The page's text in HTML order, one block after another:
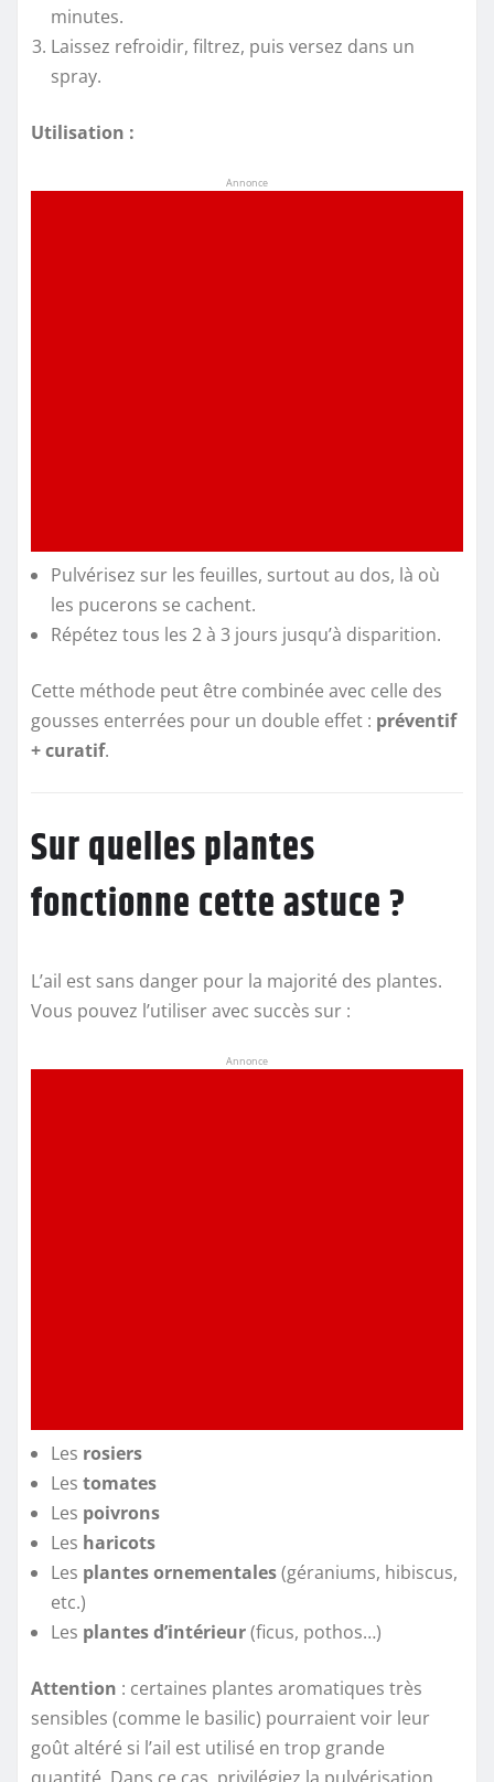
minutes.
Laissez refroidir, filtrez, puis versez dans un
spray.
Utilisation :
Annonce
Pulvérisez sur les feuilles, surtout au dos, là où
les pucerons se cachent.
Répétez tous les 2 à 3 jours jusqu’à disparition.
Cette méthode peut être combinée avec celle des
gousses enterrées pour un double effet : préventif
+ curatif.
Sur quelles plantes
fonctionne cette astuce ?
L’ail est sans danger pour la majorité des plantes.
Vous pouvez l’utiliser avec succès sur :
Annonce
Les rosiers
Les tomates
Les poivrons
Les haricots
Les plantes ornementales(géraniums, hibiscus,
etc.)
Les plantes d’intérieur(ficus, pothos…)
Attention : certaines plantes aromatiques très
sensibles (comme le basilic) pourraient voir leur
goût altéré si l’ail est utilisé en trop grande